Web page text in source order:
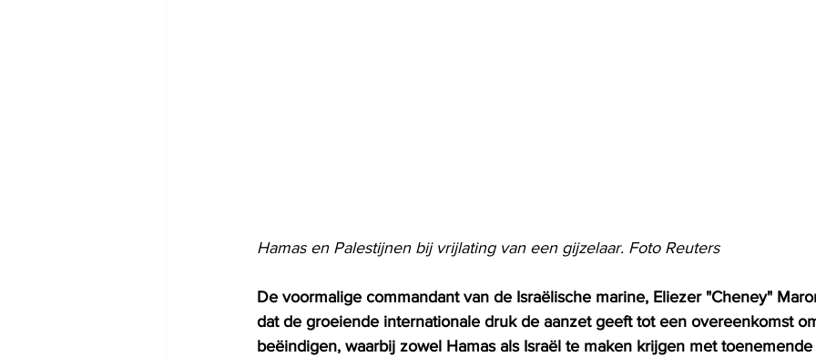
Hamas en Palestijnen bij vrijlating van een gijzelaar. Foto Reuters
De voormalige commandant van de Israëlische marine, Eliezer "Cheney"
dat de groeiende internationale druk de aanzet geeft tot een overeenkomst
beëindigen, waarbij zowel Hamas als Israël te maken krijgen met